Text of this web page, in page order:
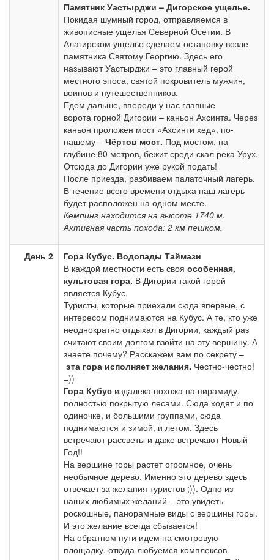
Памятник Уастырджи – Дигорское ущелье.
Покидая шумный город, отправляемся в
живописные ущелья Северной Осетии. В
Алагирском ущелье сделаем остановку возле
памятника Святому Георгию. Здесь его
называют Уастырджи – это главный герой
местного эпоса, святой покровитель мужчин,
воинов и путешественников.
Едем дальше, впереди у нас главные
ворота горной Дигории – каньон Ахсинта. Через
каньон проложен мост «Ахсинти хед», по-
нашему – Чёртов мост. Под мостом, на
глубине 80 метров, бежит среди скал река Урух.
Отсюда до Дигории уже рукой подать!
После приезда, разбиваем палаточный лагерь.
В течение всего времени отдыха наш лагерь
будет расположен на одном месте.
Кемпинг находится на высоте 1740 м.
Активная часть похода: 2 км пешком.
День 2
Гора Кубус. Водопады Таймази
В каждой местности есть своя особенная,
культовая гора. В Дигории такой горой
является Кубус.
Туристы, которые приехали сюда впервые, с
интересом поднимаются на Кубус. А те, кто уже
неоднократно отдыхал в Дигории, каждый раз
считают своим долгом взойти на эту вершину. А
знаете почему? Расскажем вам по секрету –
эта гора исполняет желания. Честно-честно!
=))
Гора Кубус издалека похожа на пирамиду,
полностью покрытую лесами. Сюда ходят и по
одиночке, и большими группами, сюда
поднимаются и зимой, и летом. Здесь
встречают рассветы и даже встречают Новый
Год!!
На вершине горы растет огромное, очень
необычное дерево. Именно это дерево здесь
отвечает за желания туристов ;)). Одно из
наших любимых желаний – это увидеть
роскошные, панорамные виды с вершины горы.
И это желание всегда сбывается!
На обратном пути идем на смотровую
площадку, откуда любуемся комплексов